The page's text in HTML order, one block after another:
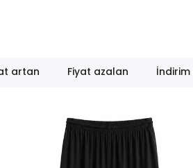
artan Fiyat azalan